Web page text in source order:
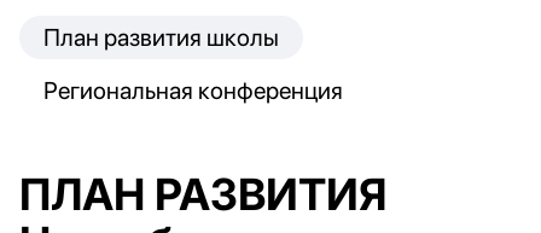
План развития школы
Региональная конференция
ПЛАН РАЗВИТИЯ